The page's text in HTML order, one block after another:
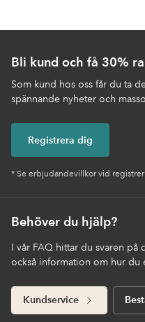
Bli kund och få 30%
Som kund hos oss får du ta
spännande nyheter och
Registrera dig
* Se erbjudandevillkor vid
Behöver du hjälp?
I vår FAQ hittar du svaren på
också information om hur du
Kundservice